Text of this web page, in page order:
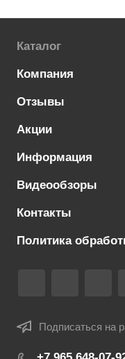
Каталог
Компания
Отзывы
Акции
Информация
Видеообзоры
Контакты
Политика
Подписаться на